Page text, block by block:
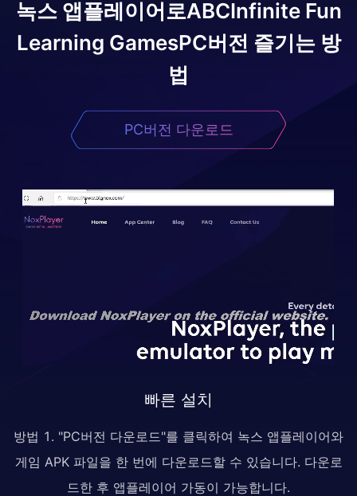
녹스 앱플레이어로ABCInfinite Fun
Learning GamesPC버전 즐기는 방
법
PC버전 다운로드
빠른 설치
방법 1. "PC버전 다운로드"를 클릭하여 녹스 앱플레이어와
게임 APK 파일을 한 번에 다운로드할 수 있습니다. 다운로
드한 후 앱플레이어 가동이 가능합니다.